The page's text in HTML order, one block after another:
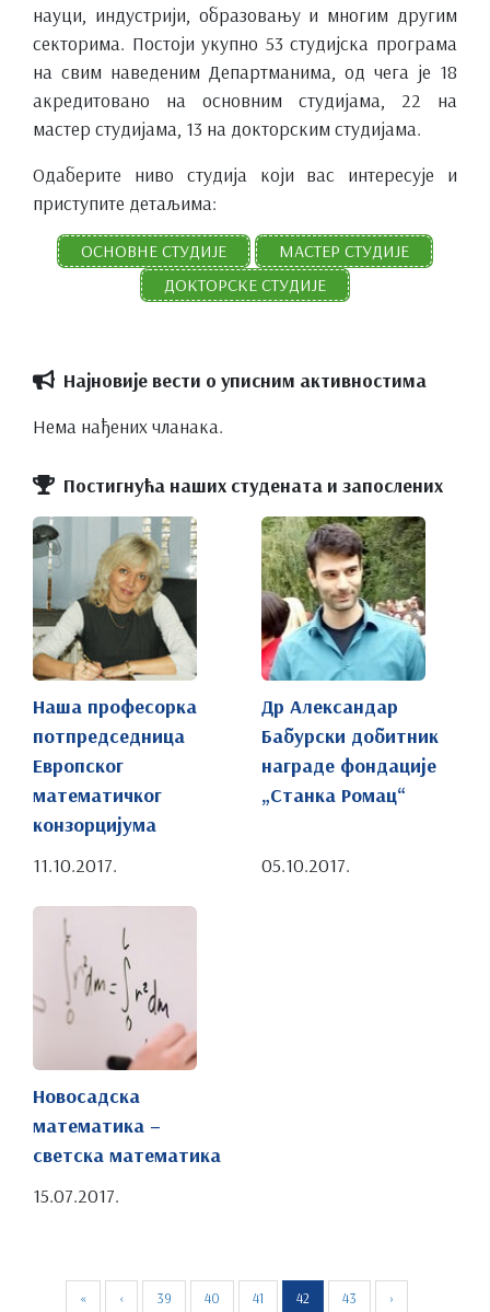
науци, индустрији, образовању и многим другим
секторима. Постоји укупно 53 студијска програма
на свим наведеним Департманима, од чега је 18
акредитовано на основним студијама, 22 на
мастер студијама, 13 на докторским студијама.
Одаберите ниво студија који вас интересује и
приступите детаљима:
ОСНОВНЕ СТУДИЈЕ
МАСТЕР СТУДИЈЕ
ДОКТОРСКЕ СТУДИЈЕ
Најновије вести о уписним активностима
Нема нађених чланака.
Постигнућа наших студената и запослених
Наша професорка
потпредседница
Европског
математичког
конзорцијума
11.10.2017.
Др Александар
Бабурски добитник
награде фондације
„Станка Ромац“
05.10.2017.
Новосадска
математика –
светска математика
15.07.2017.
« ‹ 39 40 41 42 43 ›